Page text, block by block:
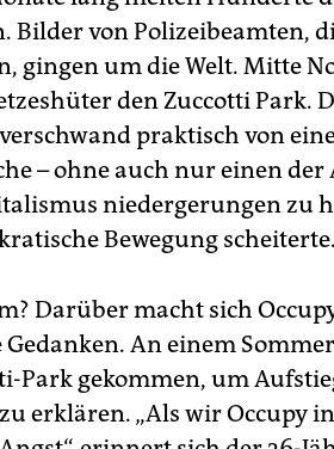
Bilder von Polizeibeamten,
gingen um die Welt. Mitte
den Zuccotti Park.
praktisch von
– ohne auch nur einen der
niedergerungen zu
Bewegung scheiterte.
Darüber macht sich
Gedanken. An einem
Park gekommen, um
erklären. „Als wir Occupy